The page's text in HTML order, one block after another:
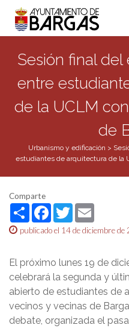
Sesión final
entre
de la UCLM
de
Urbanismo y edificación >
estudiantes de arquitectura de la
Comparte
ShareFacebook
Twitter
publicado el 14 de diciembre de
El próximo lunes 19 de
celebrará la segunda y
abierto de estudiantes de
vecinos y vecinas de
debate, organizada el